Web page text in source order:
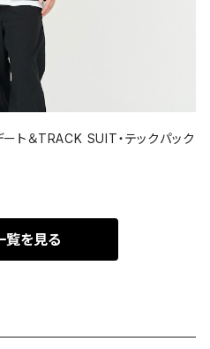
ト＆TRACK SUIT・テックパック
覧を見る